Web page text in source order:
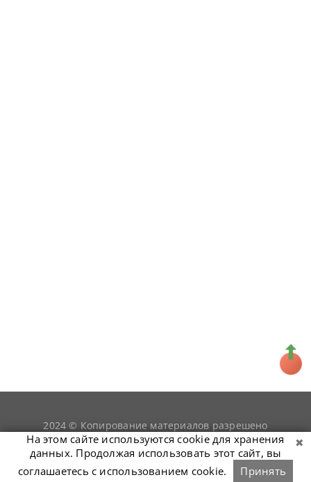
2024 © Копирование материалов разрешено
только при условии гиперссылки наsnookerist.ru
На этом сайте используются cookie для хранения
данных. Продолжая использовать этот сайт, вы
соглашаетесь с использованием cookie.
Принять